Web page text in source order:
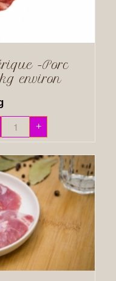
-Porc
environ
+